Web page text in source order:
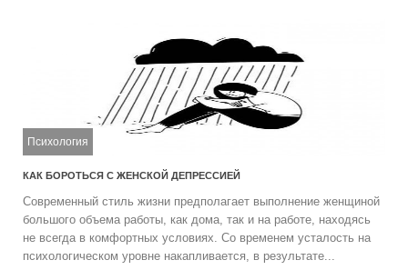
Психология
КАК БОРОТЬСЯ С ЖЕНСКОЙ ДЕПРЕССИЕЙ
Современный стиль жизни предполагает выполнение женщиной
большого объема работы, как дома, так и на работе, находясь
не всегда в комфортных условиях. Со временем усталость на
психологическом уровне накапливается, в результате...